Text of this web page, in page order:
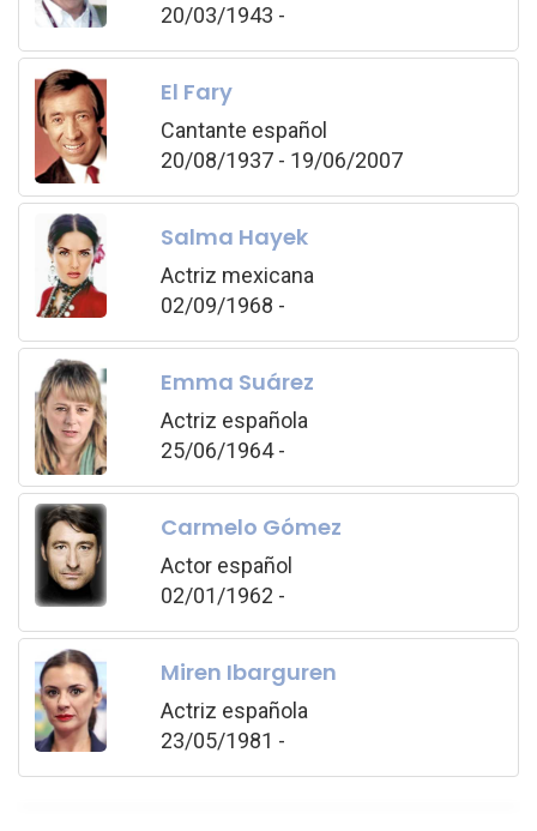
20/03/1943 -
El Fary
Cantante español
20/08/1937 - 19/06/2007
Salma Hayek
Actriz mexicana
02/09/1968 -
Emma Suárez
Actriz española
25/06/1964 -
Carmelo Gómez
Actor español
02/01/1962 -
Miren Ibarguren
Actriz española
23/05/1981 -